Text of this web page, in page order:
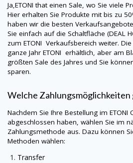
Ja,ETONIthat einen Sale, wo Sie viele
Hier erhalten Sie Produkte mit bis zu
haben wir die besten
Sie einfach auf die Schaltfläche (DEAL
zum ETONI Verkaufsbereich weiter.
ganze Jahr ETONI erhältlich, aber am
größten Sale des Jahres und Sie
sparen.
Welche Zahlungsmöglichkeiten
Nachdem Sie Ihre Bestellung im ETONI
abgeschlossen haben, wählen Sie im
Zahlungsmethode aus. Dazu können
Methoden wählen:
Transfer